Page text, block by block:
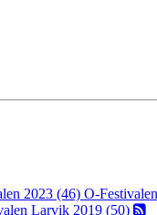
2023 (46) O-Festivalen
Larvik 2019 (50)